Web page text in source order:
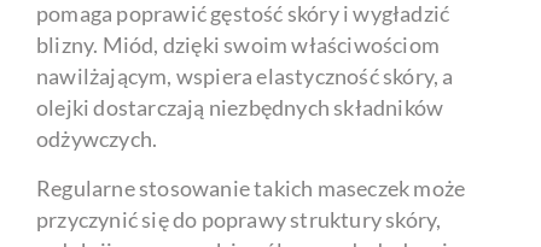
pomaga poprawić gęstość skóry i wygładzić
blizny. Miód, dzięki swoim właściwościom
nawilżającym, wspiera elastyczność skóry, a
olejki dostarczają niezbędnych składników
odżywczych.
Regularne stosowanie takich maseczek może
przyczynić się do poprawy struktury skóry,